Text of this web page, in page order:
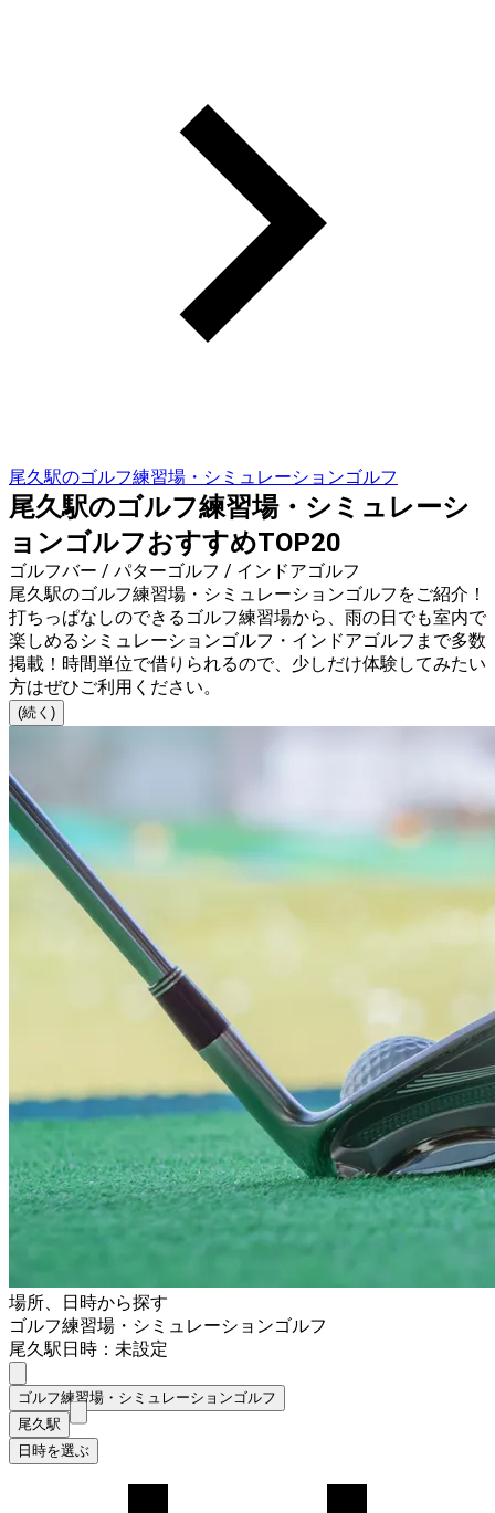
尾久駅のゴルフ練習場・シミュレーションゴルフ
尾久駅のゴルフ練習場・シミュレーシ
ョンゴルフおすすめTOP20
ゴルフバー / パターゴルフ / インドアゴルフ
尾久駅のゴルフ練習場・シミュレーションゴルフをご紹介！
打ちっぱなしのできるゴルフ練習場から、雨の日でも室内で
楽しめるシミュレーションゴルフ・インドアゴルフまで多数
掲載！時間単位で借りられるので、少しだけ体験してみたい
方はぜひご利用ください。
(続く)
場所、日時から探す
ゴルフ練習場・シミュレーションゴルフ
尾久駅日時：未設定
ゴルフ練習場・シミュレーションゴルフ
尾久駅
日時を選ぶ